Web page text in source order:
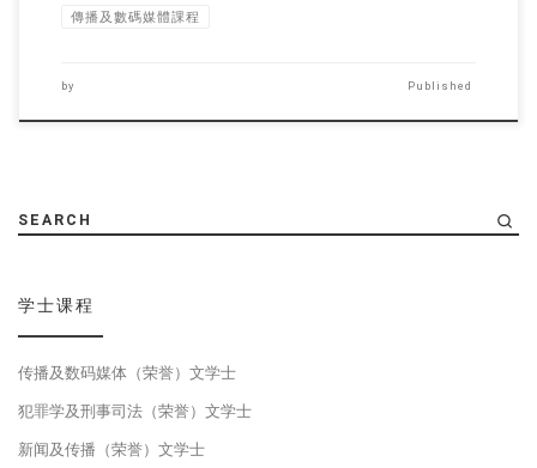
傳播及數碼媒體課程
by Published
SEARCH
学士课程
传播及数码媒体（荣誉）文学士
犯罪学及刑事司法（荣誉）文学士
新闻及传播（荣誉）文学士